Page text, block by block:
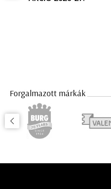
Forgalmazott márkák